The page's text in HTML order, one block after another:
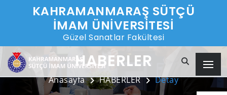
KAHRAMANMARAŞ SÜTÇÜ
İMAM ÜNİVERSİTESİ
Güzel Sanatlar Fakültesi
HABERLER
Anasayfa HABERLER Detay